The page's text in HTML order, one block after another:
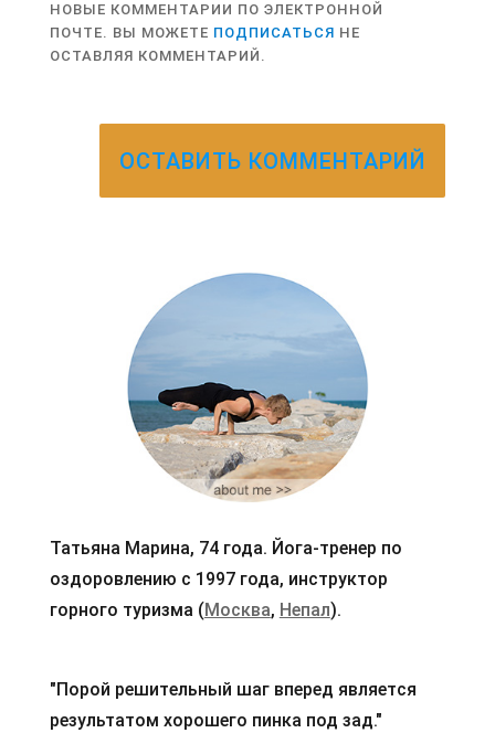
НОВЫЕ КОММЕНТАРИИ ПО ЭЛЕКТРОННОЙ
ПОЧТЕ. ВЫ МОЖЕТЕ ПОДПИСАТЬСЯ НЕ
ОСТАВЛЯЯ КОММЕНТАРИЙ.
Татьяна Марина, 74 года. Йога-тренер по
оздоровлению с 1997 года, инструктор
горного туризма (Москва, Непал).
"Порой решительный шаг вперед является
результатом хорошего пинка под зад."